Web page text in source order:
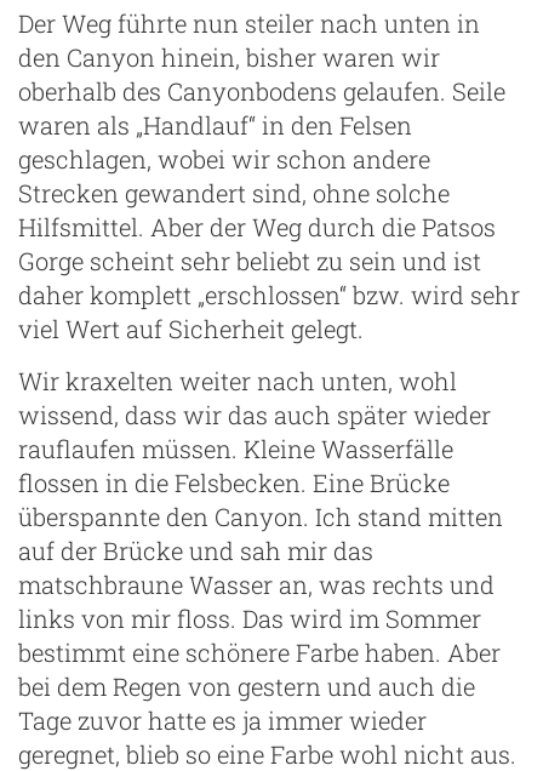
Der Weg führte nun steiler nach unten in
den Canyon hinein, bisher waren wir
oberhalb des Canyonbodens gelaufen. Seile
waren als „Handlauf“ in den Felsen
geschlagen, wobei wir schon andere
Strecken gewandert sind, ohne solche
Hilfsmittel. Aber der Weg durch die Patsos
Gorge scheint sehr beliebt zu sein und ist
daher komplett „erschlossen“ bzw. wird sehr
viel Wert auf Sicherheit gelegt.
Wir kraxelten weiter nach unten, wohl
wissend, dass wir das auch später wieder
rauflaufen müssen. Kleine Wasserfälle
flossen in die Felsbecken. Eine Brücke
überspannte den Canyon. Ich stand mitten
auf der Brücke und sah mir das
matschbraune Wasser an, was rechts und
links von mir floss. Das wird im Sommer
bestimmt eine schönere Farbe haben. Aber
bei dem Regen von gestern und auch die
Tage zuvor hatte es ja immer wieder
geregnet, blieb so eine Farbe wohl nicht aus.